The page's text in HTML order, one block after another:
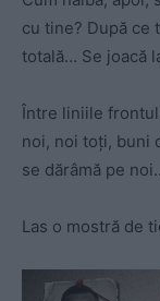
cu tine? După ce
totală… Se joacă
Între liniile
noi, noi toți, buni
se dărâmă pe
Las o mostră de